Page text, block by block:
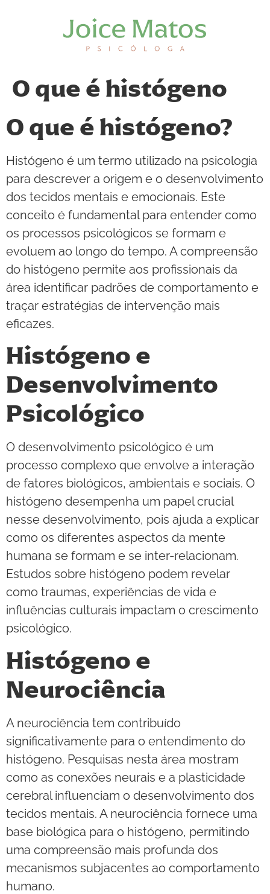
O que é histógeno
O que é histógeno?
Histógeno é um termo utilizado na psicologia
para descrever a origem e o desenvolvimento
dos tecidos mentais e emocionais. Este
conceito é fundamental para entender como
os processos psicológicos se formam e
evoluem ao longo do tempo. A compreensão
do histógeno permite aos profissionais da
área identificar padrões de comportamento e
traçar estratégias de intervenção mais
eficazes.
Histógeno e
Desenvolvimento
Psicológico
O desenvolvimento psicológico é um
processo complexo que envolve a interação
de fatores biológicos, ambientais e sociais. O
histógeno desempenha um papel crucial
nesse desenvolvimento, pois ajuda a explicar
como os diferentes aspectos da mente
humana se formam e se inter-relacionam.
Estudos sobre histógeno podem revelar
como traumas, experiências de vida e
influências culturais impactam o crescimento
psicológico.
Histógeno e
Neurociência
A neurociência tem contribuído
significativamente para o entendimento do
histógeno. Pesquisas nesta área mostram
como as conexões neurais e a plasticidade
cerebral influenciam o desenvolvimento dos
tecidos mentais. A neurociência fornece uma
base biológica para o histógeno, permitindo
uma compreensão mais profunda dos
mecanismos subjacentes ao comportamento
humano.